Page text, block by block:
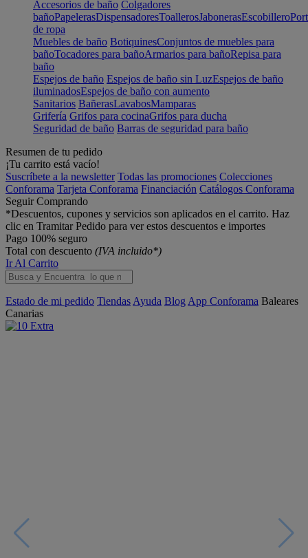
Accesorios de baño Colgadores
bañoPapelerasDispensadoresToallerosJabonerasEscobillero
de ropa
Muebles de baño BotiquinesConjuntos de muebles para
bañoTocadores para bañoArmarios para bañoRepisa para
baño
Espejos de baño Espejos de baño sin LuzEspejos de baño
iluminadosEspejos de baño con aumento
Sanitarios BañerasLavabosMamparas
Grifería Grifos para cocinaGrifos para ducha
Seguridad de baño Barras de seguridad para baño
Resumen de tu pedido
¡Tu carrito está vacío!
Suscríbete a la newsletter Todas las promociones Colecciones
Conforama Tarjeta Conforama Financiación Catálogos Conforama
Seguir Comprando
*Descuentos, cupones y servicios son aplicados en el carrito. Haz
clic en Tramitar Pedido para ver estos descuentos e importes
Pago 100% seguro
Total con descuento (IVA incluido*)
Ir Al Carrito
Estado de mi pedido Tiendas Ayuda Blog App Conforama Baleares
Canarias